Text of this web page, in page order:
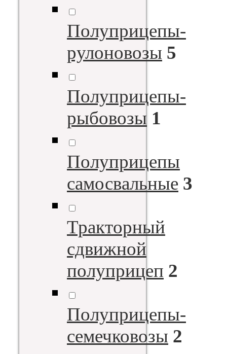
Полуприцепы-
рулоновозы 5
Полуприцепы-
рыбовозы 1
Полуприцепы
самосвальные 3
Тракторный
сдвижной
полуприцеп 2
Полуприцепы-
семечковозы 2